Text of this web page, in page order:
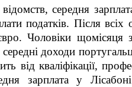
середня
податків. Після всіх
Чоловіки
доходи
від кваліфікації,
зарплата у